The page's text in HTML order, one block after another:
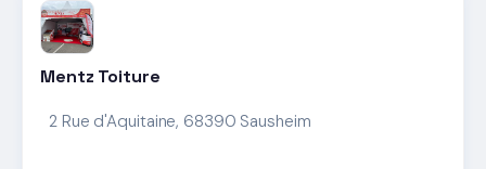
Mentz Toiture
2 Rue d'Aquitaine, 68390 Sausheim